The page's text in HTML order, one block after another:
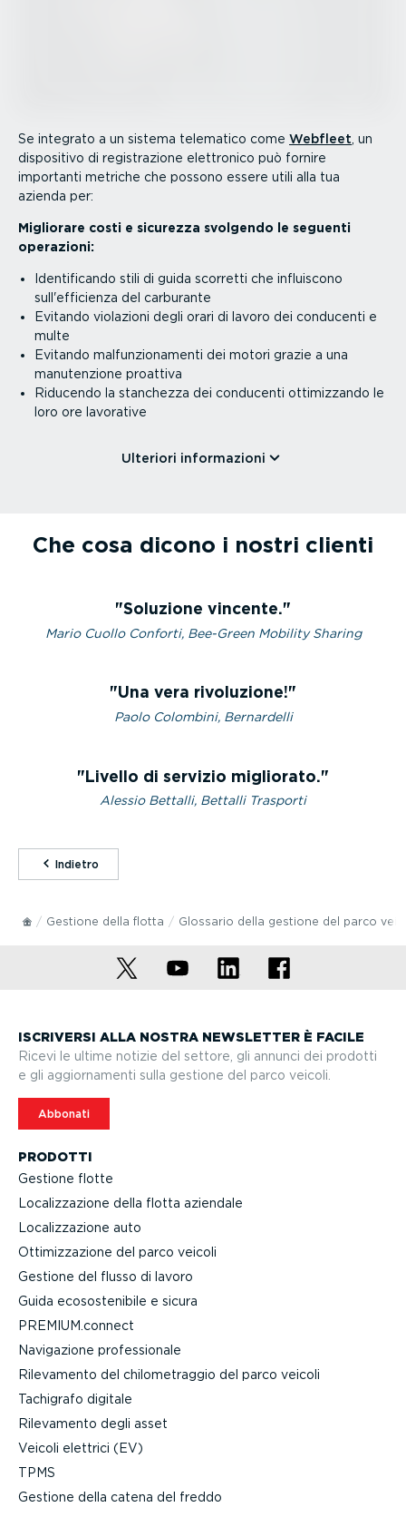
Se integrato a un sistema telematico come Webfleet , un
dispositivo di registra­zione elettronico può fornire
importanti metriche che possono essere utili alla tua
azienda per:
Migliorare costi e sicurezza svolgendo le seguenti
operazioni:
Identi­fi­cando stili di guida scorretti che influiscono
sull'efficienza del carburante
Evitando violazioni degli orari di lavoro dei conducenti e
multe
Evitando malfun­zio­na­menti dei motori grazie a una
manuten­zione proattiva
Riducendo la stanchezza dei conducenti ottimiz­zando le
loro ore lavorative
Ulteriori infor­ma­zioni
Che cosa dicono i nostri clienti
Soluzione vincente.
Mario Cuollo Conforti, Bee-Green Mobility Sharing
Una vera rivoluzione!
Paolo Colombini, Bernardelli
Livello di servizio migliorato.
Alessio Bettalli, Bettalli Trasporti
⁠Indietro
Gestione della flotta Glossario della gestione del parco
PRODOTTI
Gestione flotte
Localiz­za­zione della flotta aziendale
Localiz­za­zione auto
Ottimiz­za­zione del parco veicoli
Gestione del flusso di lavoro
Guida ecoso­ste­nibile e sicura
PREMIUM.connect
Navigazione profes­sionale
Rilevamento del chilo­me­traggio del parco veicoli
Tachigrafo digitale
Rilevamento degli asset
Veicoli elettrici (EV)
TPMS
Gestione della catena del freddo
ISCRIVERSI ALLA NOSTRA NEWSLETTER È FACILE
Ricevi le ultime notizie del settore, gli annunci dei prodotti
e gli aggior­na­menti sulla gestione del parco veicoli.
Abbonati